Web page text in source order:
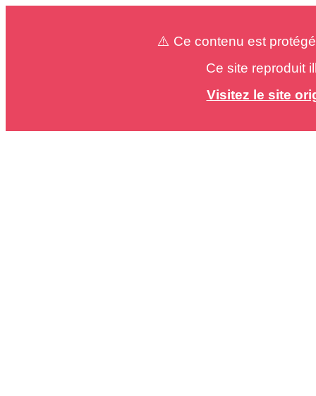
⚠️ Ce contenu est
Ce site reproduit
Visitez le site